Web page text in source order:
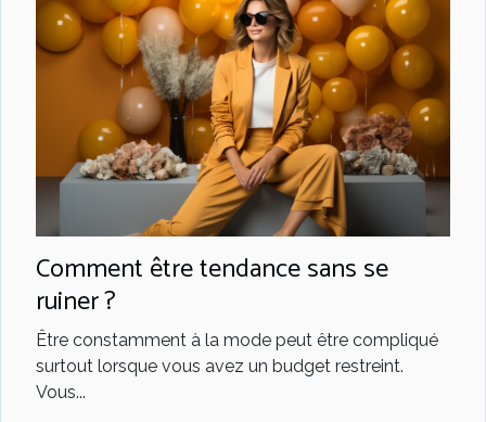
Comment être tendance sans se
ruiner ?
Être constamment à la mode peut être compliqué
surtout lorsque vous avez un budget restreint.
Vous...